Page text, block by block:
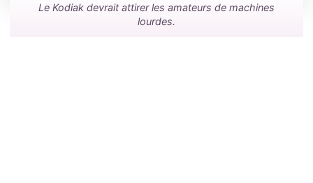
Le Kodiak devrait attirer les amateurs de machines
lourdes.